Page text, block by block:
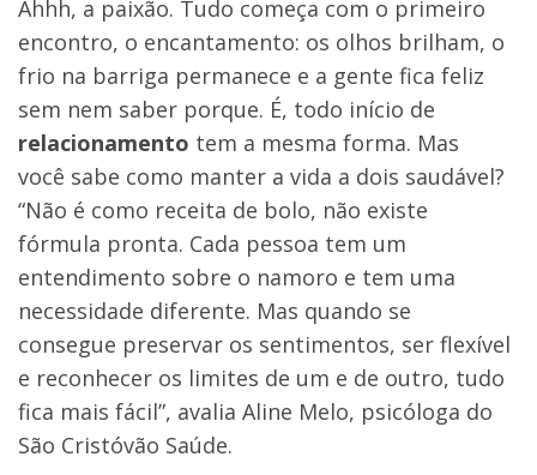
Ahhh, a paixão. Tudo começa com o primeiro
encontro, o encantamento: os olhos brilham, o
frio na barriga permanece e a gente fica feliz
sem nem saber porque. É, todo início de
relacionamento tem a mesma forma. Mas
você sabe como manter a vida a dois saudável?
“Não é como receita de bolo, não existe
fórmula pronta. Cada pessoa tem um
entendimento sobre o namoro e tem uma
necessidade diferente. Mas quando se
consegue preservar os sentimentos, ser flexível
e reconhecer os limites de um e de outro, tudo
fica mais fácil”, avalia Aline Melo, psicóloga do
São Cristóvão Saúde.